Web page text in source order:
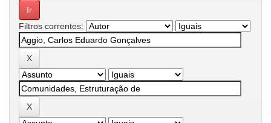
Filtros correntes: